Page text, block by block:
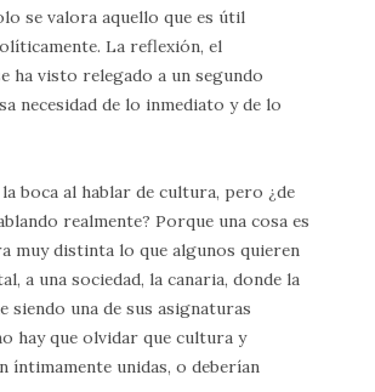
se valora aquello que es útil
La reflexión, el
ha visto relegado a un segundo
necesidad de lo inmediato y de lo
boca al hablar de cultura, pero ¿de
realmente? Porque una cosa es
muy distinta lo que algunos quieren
a una sociedad, la canaria, donde la
siendo una de sus asignaturas
hay que olvidar que cultura y
íntimamente unidas, o deberían